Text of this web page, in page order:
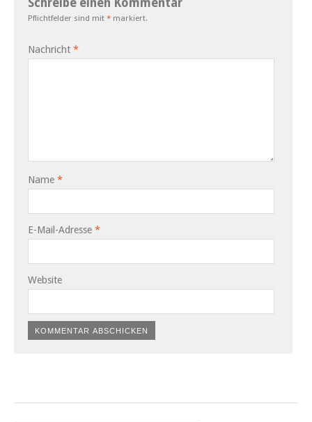
Pflichtfelder sind mit * markiert.
Nachricht *
Name *
E-Mail-Adresse *
Website